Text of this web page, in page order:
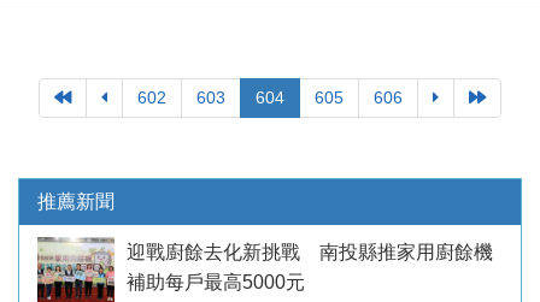
602 603 604 605 606
推薦新聞
迎戰廚餘去化新挑戰 南投縣推家用廚餘機
補助每戶最高5000元